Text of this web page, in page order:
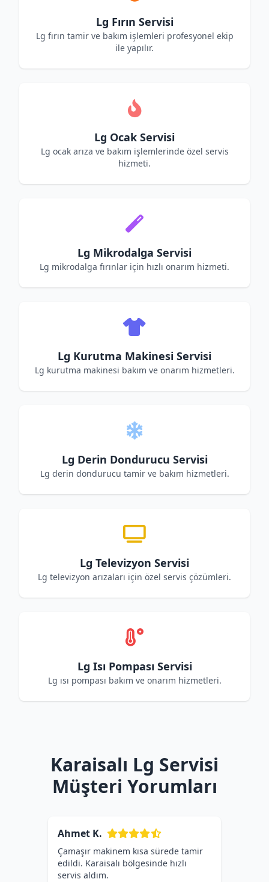
Lg Fırın Servisi
Lg fırın tamir ve bakım işlemleri profesyonel ekip
ile yapılır.
Lg Ocak Servisi
Lg ocak arıza ve bakım işlemlerinde özel servis
hizmeti.
Lg Mikrodalga Servisi
Lg mikrodalga fırınlar için hızlı onarım hizmeti.
Lg Kurutma Makinesi Servisi
Lg kurutma makinesi bakım ve onarım hizmetleri.
Lg Derin Dondurucu Servisi
Lg derin dondurucu tamir ve bakım hizmetleri.
Lg Televizyon Servisi
Lg televizyon arızaları için özel servis çözümleri.
Lg Isı Pompası Servisi
Lg ısı pompası bakım ve onarım hizmetleri.
Karaisalı Lg Servisi
Müşteri Yorumları
Ahmet K.
Çamaşır makinem kısa sürede tamir
edildi. Karaisalı bölgesinde hızlı
servis aldım.